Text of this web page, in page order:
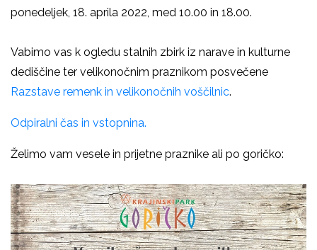
ponedeljek, 18. aprila 2022, med 10.00 in 18.00.
Vabimo vas k ogledu stalnih zbirk iz narave in kulturne
dediščine ter velikonočnim praznikom posvečene
Razstave remenk in velikonočnih voščilnic.
Odpiralni čas in vstopnina.
Želimo vam vesele in prijetne praznike ali po goričko: